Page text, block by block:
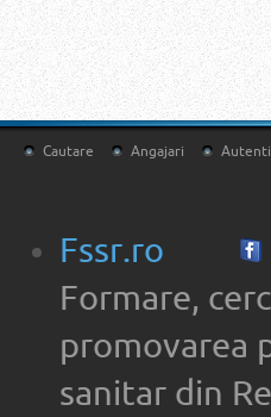
Cautare Angajari
Fssr.ro
Formare,
promovarea
sanitar din